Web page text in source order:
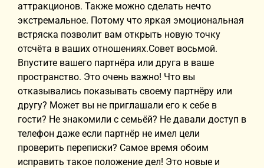
аттракционов. Также можно сделать нечто
экстремальное. Потому что яркая эмоциональная
встряска позволит вам открыть новую точку
отсчёта в ваших отношениях.Совет восьмой.
Впустите вашего партнёра или друга в ваше
пространство. Это очень важно! Что вы
отказывались показывать своему партнёру или
другу? Может вы не приглашали его к себе в
гости? Не знакомили с семьёй? Не давали доступ в
телефон даже если партнёр не имел цели
проверить переписки? Самое время обоим
исправить такое положение дел! Это новые и